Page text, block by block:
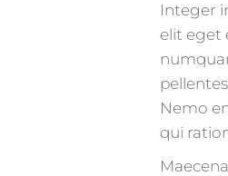
Integer
elit eget
Nemo
qui